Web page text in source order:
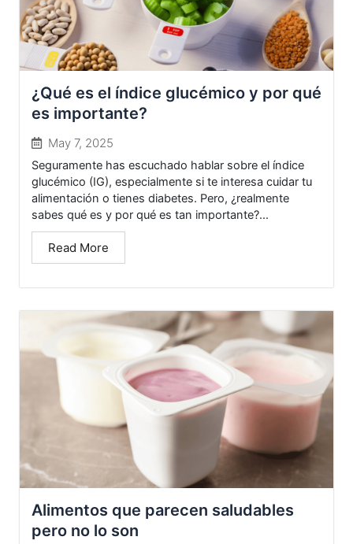
¿Qué es el índice glucémico y por qué
es importante?
May 7, 2025
Seguramente has escuchado hablar sobre el índice
glucémico (IG), especialmente si te interesa cuidar tu
alimentación o tienes diabetes. Pero, ¿realmente
sabes qué es y por qué es tan importante?...
Read More
Alimentos que parecen saludables
pero no lo son